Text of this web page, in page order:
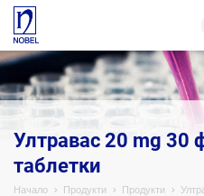
;
Ултравас 20 mg 30
таблетки
Начало Продукти Продукти